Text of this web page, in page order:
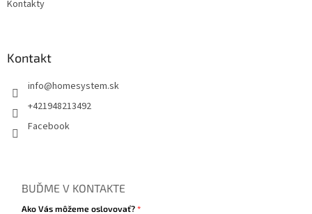
Kontakty
Kontakt
info@homesystem.sk
+421948213492
Facebook
BUĎME V KONTAKTE
Ako Vás môžeme oslovovať?